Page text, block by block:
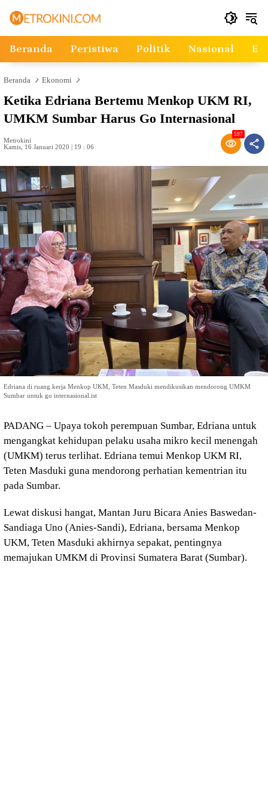
Beranda Peristiwa Politik Nasional
Beranda Ekonomi
Ketika Edriana Bertemu Menkop UKM RI,
UMKM Sumbar Harus Go Internasional
Metrokini
Kamis, 16 Januari 2020 | 19 : 06
597
Edriana di ruang kerja Menkop UKM, Teten Masduki mendikusikan mendorong UMKM
Sumbar untuk go internasional.ist
PADANG – Upaya tokoh perempuan Sumbar, Edriana untuk
mengangkat kehidupan pelaku usaha mikro kecil menengah
(UMKM) terus terlihat. Edriana temui Menkop UKM RI,
Teten Masduki guna mendorong perhatian kementrian itu
pada Sumbar.
Lewat diskusi hangat, Mantan Juru Bicara Anies Baswedan-
Sandiaga Uno (Anies-Sandi), Edriana, bersama Menkop
UKM, Teten Masduki akhirnya sepakat, pentingnya
memajukan UMKM di Provinsi Sumatera Barat (Sumbar).